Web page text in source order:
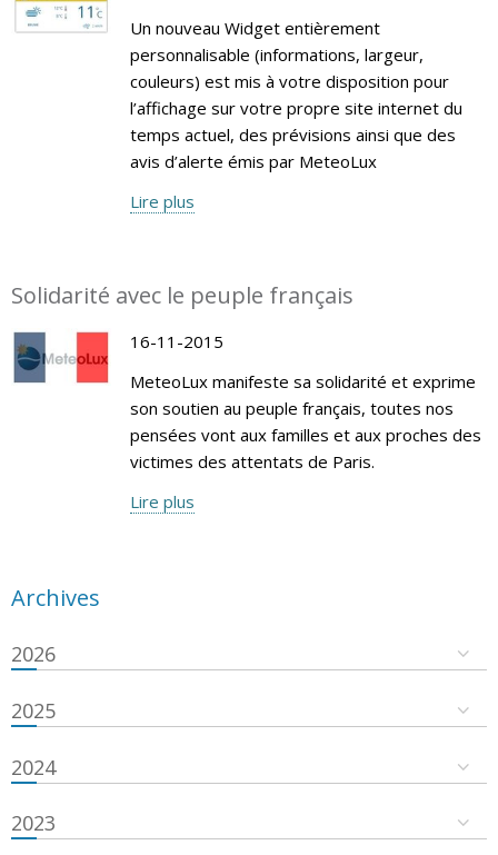
Un nouveau Widget entièrement
personnalisable (informations, largeur,
couleurs) est mis à votre disposition pour
l’affichage sur votre propre site internet du
temps actuel, des prévisions ainsi que des
avis d’alerte émis par MeteoLux
Lire plus
Solidarité avec le peuple français
16-11-2015
MeteoLux manifeste sa solidarité et exprime
son soutien au peuple français, toutes nos
pensées vont aux familles et aux proches des
victimes des attentats de Paris.
Lire plus
Archives
2026
2025
2024
2023